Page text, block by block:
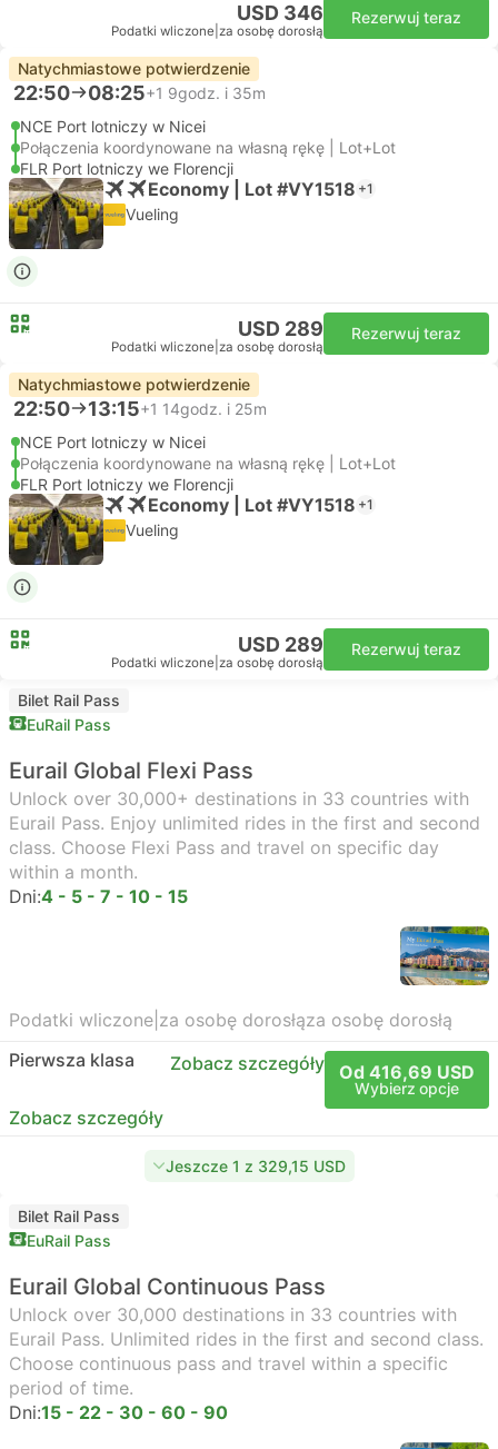
USD 346
Podatki wliczone za osobę dorosłą
Rezerwuj teraz
Natychmiastowe potwierdzenie
22:50 08:25+1 9godz. i 35m
NCE Port lotniczy w Nicei
Połączenia koordynowane na własną rękę | Lot+Lot
FLR Port lotniczy we Florencji
Economy | Lot #VY1518 +1
Vueling
USD 289
Podatki wliczone za osobę dorosłą
Rezerwuj teraz
Natychmiastowe potwierdzenie
22:50 13:15+1 14godz. i 25m
NCE Port lotniczy w Nicei
Połączenia koordynowane na własną rękę | Lot+Lot
FLR Port lotniczy we Florencji
Economy | Lot #VY1518 +1
Vueling
USD 289
Podatki wliczone za osobę dorosłą
Rezerwuj teraz
Bilet Rail Pass
EuRail Pass
Eurail Global Flexi Pass
Unlock over 30,000+ destinations in 33 countries with
Eurail Pass. Enjoy unlimited rides in the first and second
class. Choose Flexi Pass and travel on specific day
within a month.
Dni:4 - 5 - 7 - 10 - 15
Podatki wliczone za osobę dorosłąza osobę dorosłą
Pierwsza klasa
Zobacz szczegóły Od 416,69 USD
Wybierz opcje
Zobacz szczegóły
Jeszcze 1 z 329,15 USD
Bilet Rail Pass
EuRail Pass
Eurail Global Continuous Pass
Unlock over 30,000 destinations in 33 countries with
Eurail Pass. Unlimited rides in the first and second class.
Choose continuous pass and travel within a specific
period of time.
Dni:15 - 22 - 30 - 60 - 90